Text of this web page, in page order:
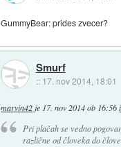
GummyBear: prides zvecer?
Smurf
:: 17. nov 2014, 18:01
marvin42 je 17. nov 2014 ob 16:56
Pri plačah se vedno
različne od človeka do